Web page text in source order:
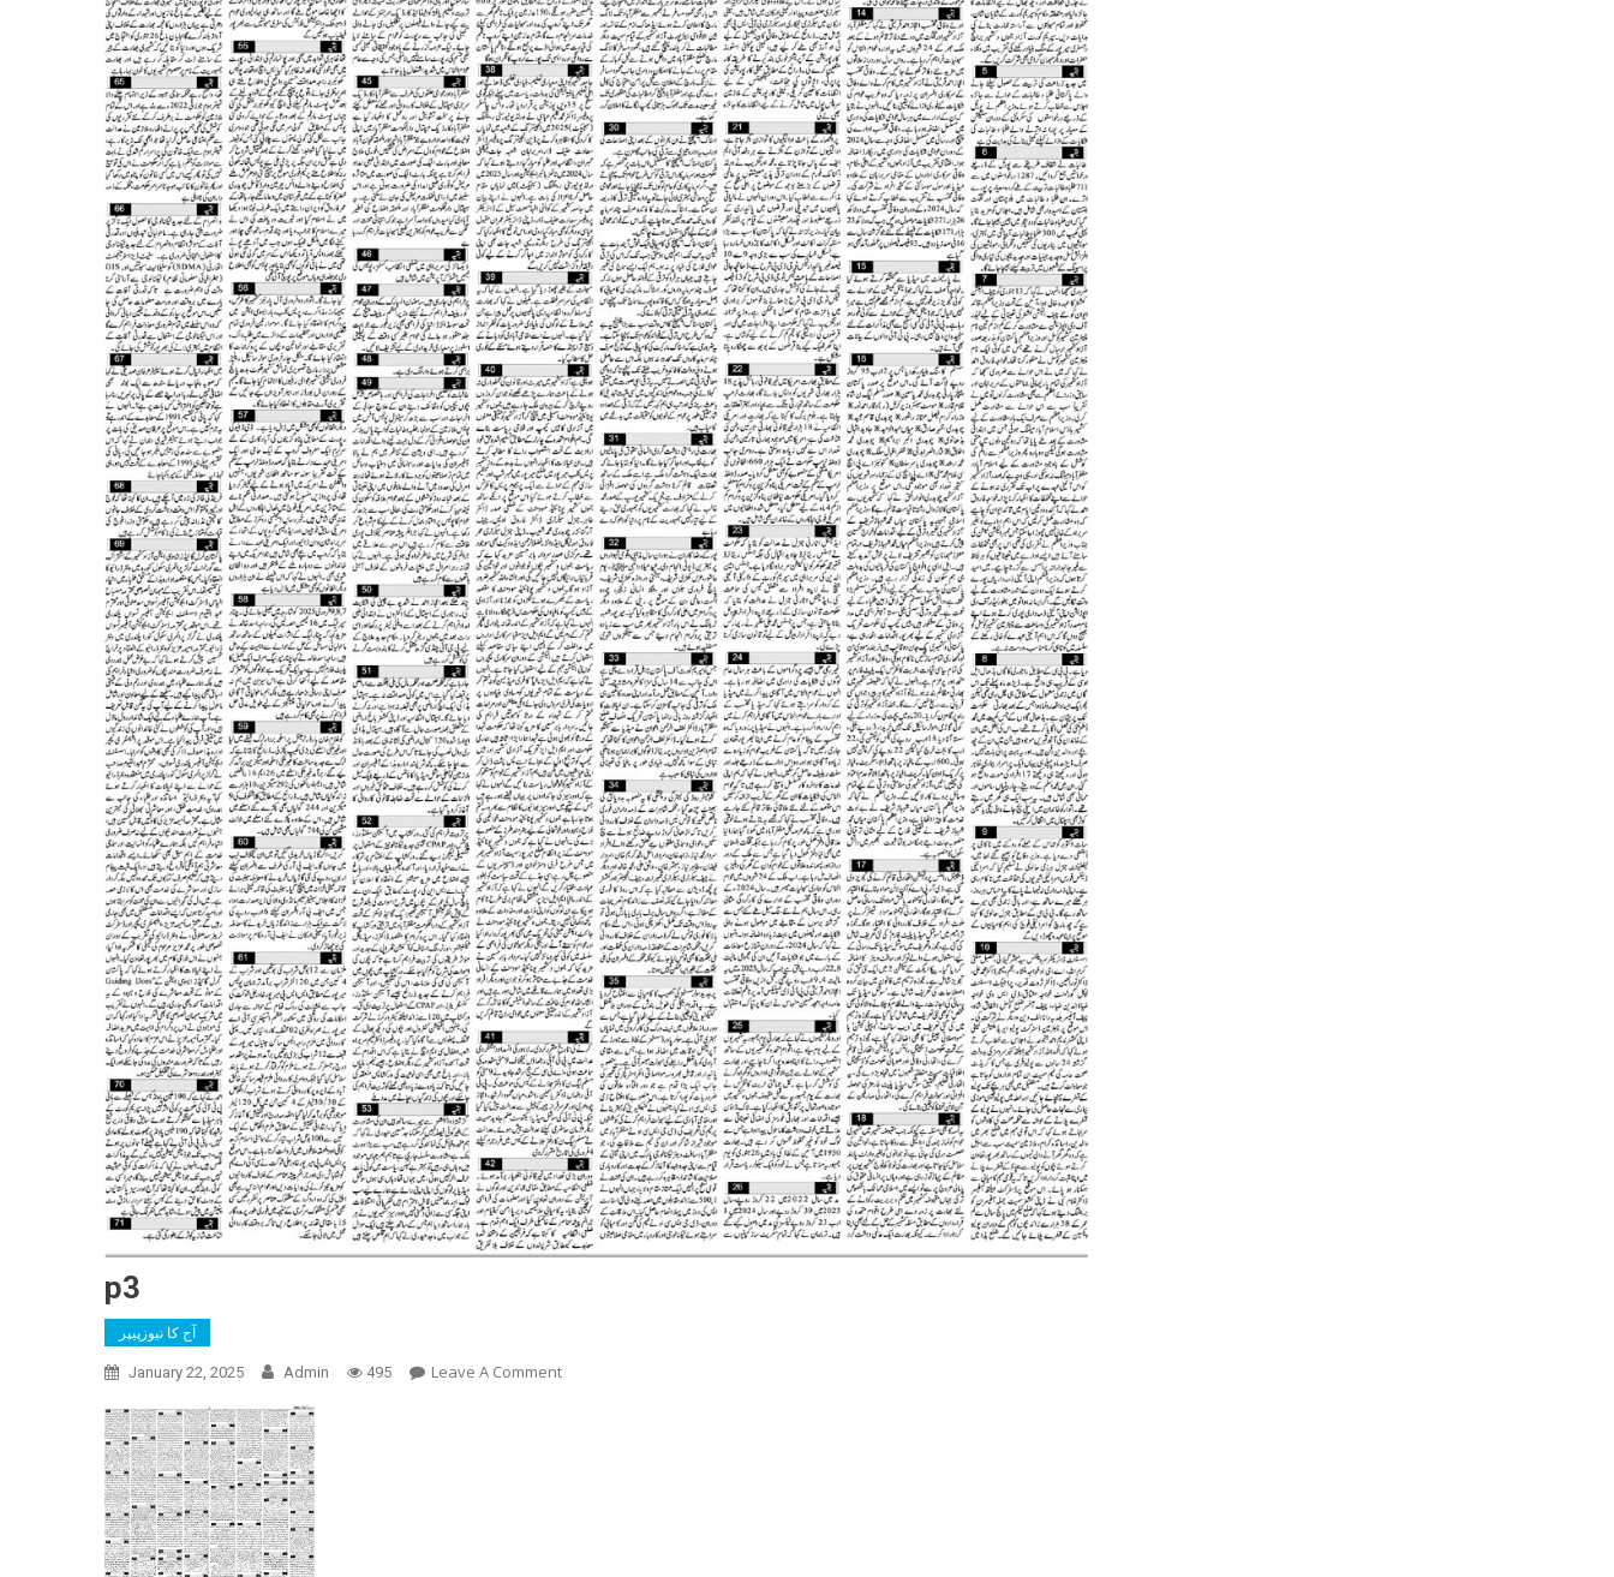
p3
آج کا نیوزپیپر
January 22, 2025 Admin 495 Leave A CommentOn